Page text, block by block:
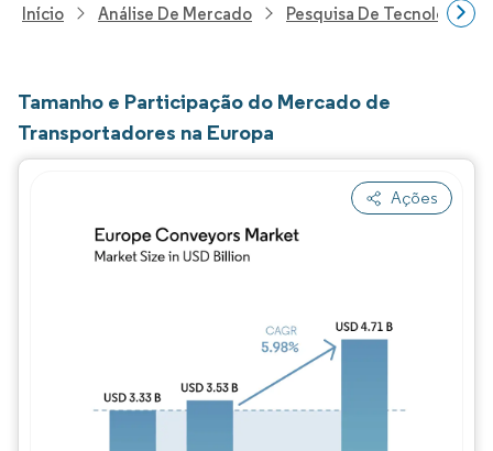
Início Análise De Mercado Pesquisa De Tecnologia,
Tamanho e Participação do Mercado de
Transportadores na Europa
Ações